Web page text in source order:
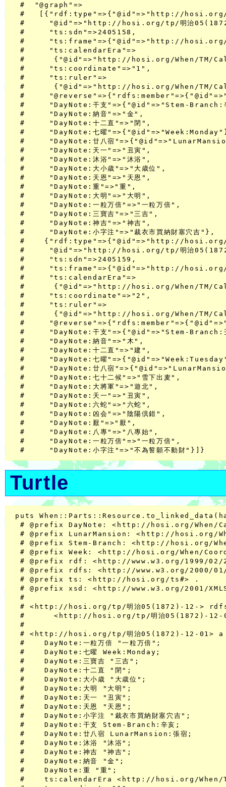
  #  "@graph"=>
#   [{"rdf:type"=>{"@id"=>"http://
#     "@id"=>"http://hosi.org/tp/明治
  #     "ts:sdn"=>2405158,
#     "ts:frame"=>{"@id"=>"http://
  #     "ts:calendarEra"=>
#      {"@id"=>"http://hosi.org/When/TM/
  #     "ts:coordinate"=>"1",
  #     "ts:ruler"=>
#      {"@id"=>"http://hosi.org/When/TM/
#
#     "DayNote:干支"=>{"@id"=>"Stem-Branch:
  #     "DayNote:納音"=>"金",
  #     "DayNote:十二直"=>"閉",
#     "DayNote:七曜
#     "DayNote:廿八宿
  #     "DayNote:天一"=>"丑寅",
  #     "DayNote:沐浴"=>"沐浴",
  #     "DayNote:大小歳"=>"大歳位",
  #     "DayNote:天恩"=>"天恩",
  #     "DayNote:重"=>"重",
  #     "DayNote:大明"=>"大明",
  #     "DayNote:一粒万倍"=>"一粒万倍",
  #     "DayNote:三寶吉"=>"三吉",
  #     "DayNote:神吉"=>"神吉",
  #     "DayNote:小字注"=>"裁衣市買納財塞穴吉"},
#    {"rdf:type"=>{"@id"=>"http://
#     "@id"=>"http://hosi.org/tp/明治
  #     "ts:sdn"=>2405159,
#     "ts:frame"=>{"@id"=>"http://
  #     "ts:calendarEra"=>
#      {"@id"=>"http://hosi.org/When/TM/
  #     "ts:coordinate"=>"2",
  #     "ts:ruler"=>
#      {"@id"=>"http://hosi.org/When/TM/
#
#     "DayNote:干支"=>{"@id"=>"Stem-Branch:
  #     "DayNote:納音"=>"木",
  #     "DayNote:十二直"=>"建",
#     "DayNote:七曜
#     "DayNote:廿八宿
  #     "DayNote:七十二候"=>"雪下出麦",
  #     "DayNote:大將軍"=>"遊北",
  #     "DayNote:天一"=>"丑寅",
  #     "DayNote:六蛇"=>"六蛇",
  #     "DayNote:凶会"=>"陰陽倶錯",
  #     "DayNote:厭"=>"厭",
  #     "DayNote:八專"=>"八專始",
  #     "DayNote:一粒万倍"=>"一粒万倍",
Turtle
puts
# @prefix DayNote: <http://hosi.org/When/
# @prefix LunarMansion: <http://hosi.org/
# @prefix Stem-Branch: <http://hosi.org/
# @prefix Week: <http://hosi.org/When/
# @prefix rdf: <http://www.w3.org/1999/
# @prefix rdfs: <http://www.w3.org/2000/
  # @prefix ts: <http://hosi.org/ts#> .
# @prefix xsd: <http://www.w3.org/2001/
  #
# <http://hosi.org/tp/明治05(1872)-12->
#      <http://hosi.org/tp/明治05(1872)-12-
  #
# <http://hosi.org/tp/明治05(1872)-12-01>
  #    DayNote:一粒万倍 "一粒万倍";
  #    DayNote:七曜 Week:Monday;
  #    DayNote:三寶吉 "三吉";
  #    DayNote:十二直 "閉";
  #    DayNote:大小歳 "大歳位";
  #    DayNote:大明 "大明";
  #    DayNote:天一 "丑寅";
  #    DayNote:天恩 "天恩";
  #    DayNote:小字注 "裁衣市買納財塞穴吉";
  #    DayNote:干支 Stem-Branch:辛亥;
  #    DayNote:廿八宿 LunarMansion:張宿;
  #    DayNote:沐浴 "沐浴";
  #    DayNote:神吉 "神吉";
  #    DayNote:納音 "金";
  #    DayNote:重 "重";
#    ts:calendarEra <http://hosi.org/When/